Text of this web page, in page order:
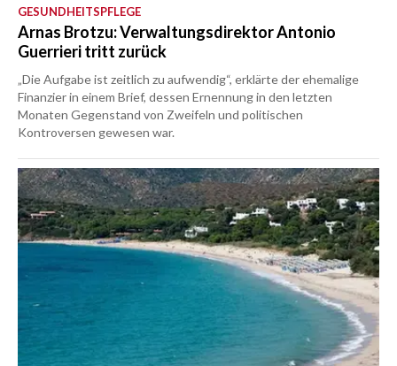
GESUNDHEITSPFLEGE
Arnas Brotzu: Verwaltungsdirektor Antonio
Guerrieri tritt zurück
„Die Aufgabe ist zeitlich zu aufwendig“, erklärte der ehemalige
Finanzier in einem Brief, dessen Ernennung in den letzten
Monaten Gegenstand von Zweifeln und politischen
Kontroversen gewesen war.